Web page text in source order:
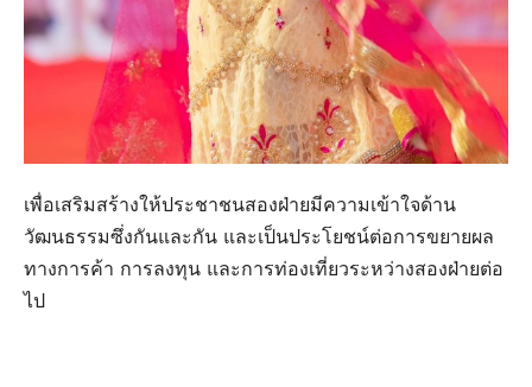
เพื่อเสริมสร้างให้ประชาชนสองฝ่ายมีความเข้าใจด้าน
วัฒนธรรมซึ่งกันและกัน และเป็นประโยชน์ต่อการขยายผล
ทางการค้า การลงทุน และการท่องเที่ยวระหว่างสองฝ่ายต่อ
ไป